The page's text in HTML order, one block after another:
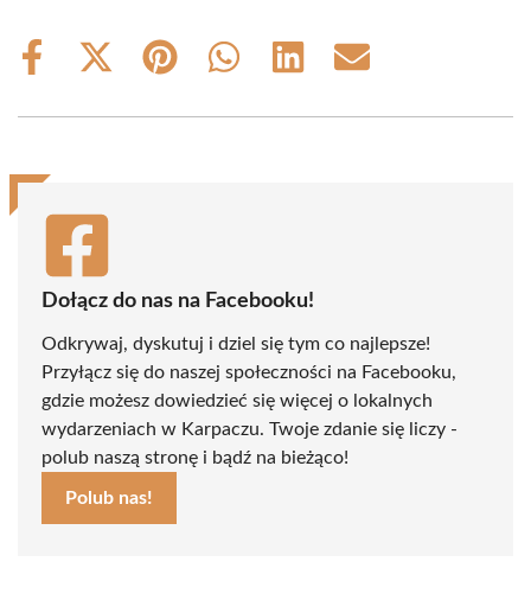
Share
Share
(Twitter)
Share
Share
Share
Share
Dołącz do nas na Facebooku!
Odkrywaj, dyskutuj i dziel się tym co najlepsze!
Przyłącz się do naszej społeczności na Facebooku,
gdzie możesz dowiedzieć się więcej o lokalnych
wydarzeniach w Karpaczu. Twoje zdanie się liczy -
polub naszą stronę i bądź na bieżąco!
Polub nas!